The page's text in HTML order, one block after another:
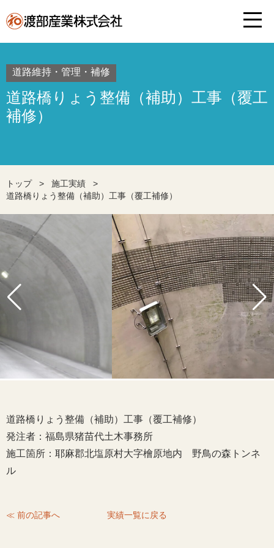
道路維持・管理・補修
道路橋りょう整備（補助）工事（覆工
補修）
トップ > 施工実績
>
道路橋りょう整備（補助）工事（覆工補修）
道路橋りょう整備（補助）工事（覆工補修）
発注者：福島県猪苗代土木事務所
施工箇所：耶麻郡北塩原村大字檜原地内 野鳥の森トンネ
ル
≪ 前の記事へ 実績一覧に戻る